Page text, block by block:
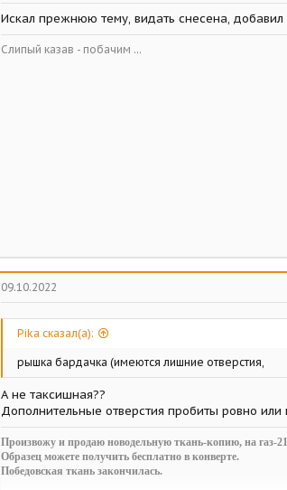
Искал прежнюю тему, видать снесена, добавил
Слипый казав - побачим ...
09.10.2022
Pika сказал(а):
рышка бардачка (имеются лишние отверстия,
А не таксишная??
Дополнительные отверстия пробиты ровно или
Произвожу и продаю новодельную ткань-копию, на газ-
Образец можете получить бесплатно в конверте.
Победовская ткань закончилась.